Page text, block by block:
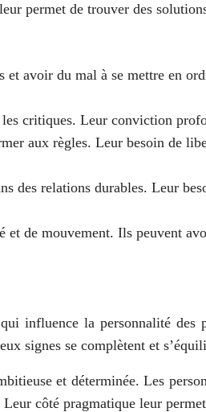
permet de trouver des
et avoir du mal à se mettre en
critiques. Leur conviction
aux règles. Leur besoin de
des relations durables. Leur
et de mouvement. Ils peuvent
influence la personnalité des
signes se complètent et
et déterminée. Les
côté pragmatique leur